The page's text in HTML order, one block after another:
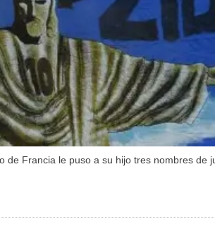
de Francia le puso a su hijo tres nombres